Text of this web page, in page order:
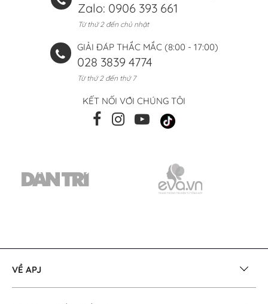
Zalo: 0906 393 661
Từ thứ 2 đến chủ nhật
GIẢI ĐÁP THẮC MẮC (8:00 - 17:00)
028 3839 4774
Từ thứ 2 đến thứ 7
KẾT NỐI VỚI CHÚNG TÔI
VỀ APJ